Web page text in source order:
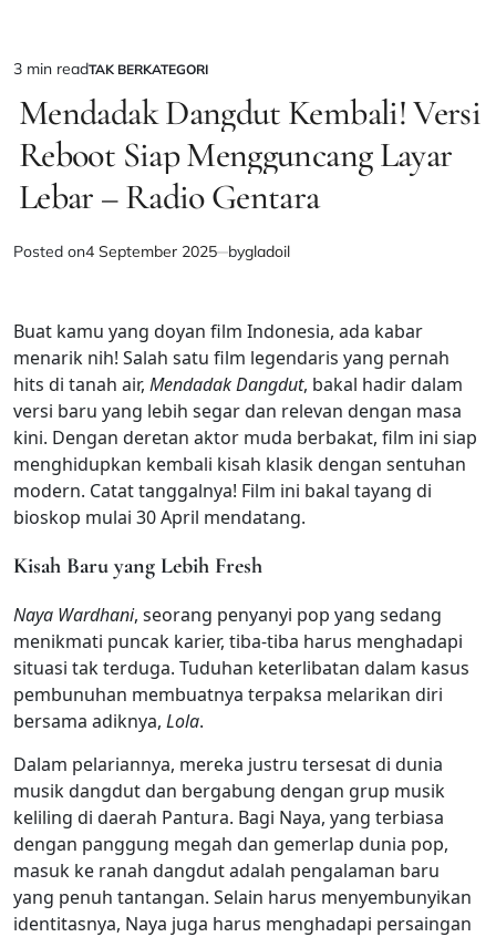
Estimated
read
time
3 min readPOSTED
IN
TAK BERKATEGORI
Mendadak Dangdut Kembali! Versi
Reboot Siap Mengguncang Layar
Lebar – Radio Gentara
Posted on4 September 2025 bygladoil
Buat kamu yang doyan film Indonesia, ada kabar
menarik nih! Salah satu film legendaris yang pernah
hits di tanah air, Mendadak Dangdut, bakal hadir dalam
versi baru yang lebih segar dan relevan dengan masa
kini. Dengan deretan aktor muda berbakat, film ini siap
menghidupkan kembali kisah klasik dengan sentuhan
modern. Catat tanggalnya! Film ini bakal tayang di
bioskop mulai 30 April mendatang.
Kisah Baru yang Lebih Fresh
Naya Wardhani, seorang penyanyi pop yang sedang
menikmati puncak karier, tiba-tiba harus menghadapi
situasi tak terduga. Tuduhan keterlibatan dalam kasus
pembunuhan membuatnya terpaksa melarikan diri
bersama adiknya, Lola.
Dalam pelariannya, mereka justru tersesat di dunia
musik dangdut dan bergabung dengan grup musik
keliling di daerah Pantura. Bagi Naya, yang terbiasa
dengan panggung megah dan gemerlap dunia pop,
masuk ke ranah dangdut adalah pengalaman baru
yang penuh tantangan. Selain harus menyembunyikan
identitasnya, Naya juga harus menghadapi persaingan